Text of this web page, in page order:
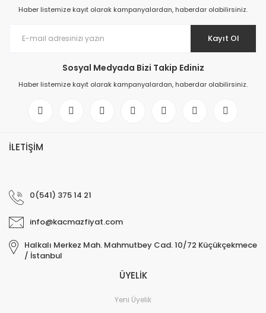
Haber listemize kayıt olarak kampanyalardan, haberdar olabilirsiniz.
Kayıt Ol
Sosyal Medyada Bizi Takip Ediniz
Haber listemize kayıt olarak kampanyalardan, haberdar olabilirsiniz.
İLETİŞİM
0(541) 375 14 21
info@kacmazfiyat.com
Halkalı Merkez Mah. Mahmutbey Cad. 10/72 Küçükçekmece
/ İstanbul
ÜYELİK
Yeni Üyelik